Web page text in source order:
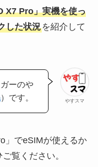
X7 Pro」実機を使っ
した状況を紹介して
やすスマ
ーのや
）です。
」でeSIMが使えるか
覧ください。